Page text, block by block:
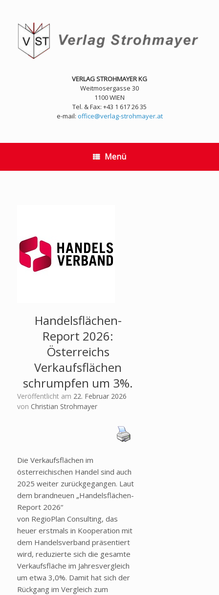
springen
VERLAG STROHMAYER KG
Weitmosergasse 30
1100 WIEN
Tel. & Fax: +43 1 617 26 35
e-mail: office@verlag-strohmayer.at
Menü
Handelsflächen-
Report 2026:
Österreichs
Verkaufsflächen
schrumpfen um 3%.
Veröffentlicht am 22. Februar 2026
von Christian Strohmayer
Die Verkaufsflächen im
österreichischen Handel sind auch
2025 weiter zurückgegangen. Laut
dem brandneuen „Handelsflächen-
Report 2026“
von RegioPlan Consulting, das
heuer erstmals in Kooperation mit
dem Handelsverband präsentiert
wird, reduzierte sich die gesamte
Verkaufsfläche im Jahresvergleich
um etwa 3,0%. Damit hat sich der
Rückgang im Vergleich zum